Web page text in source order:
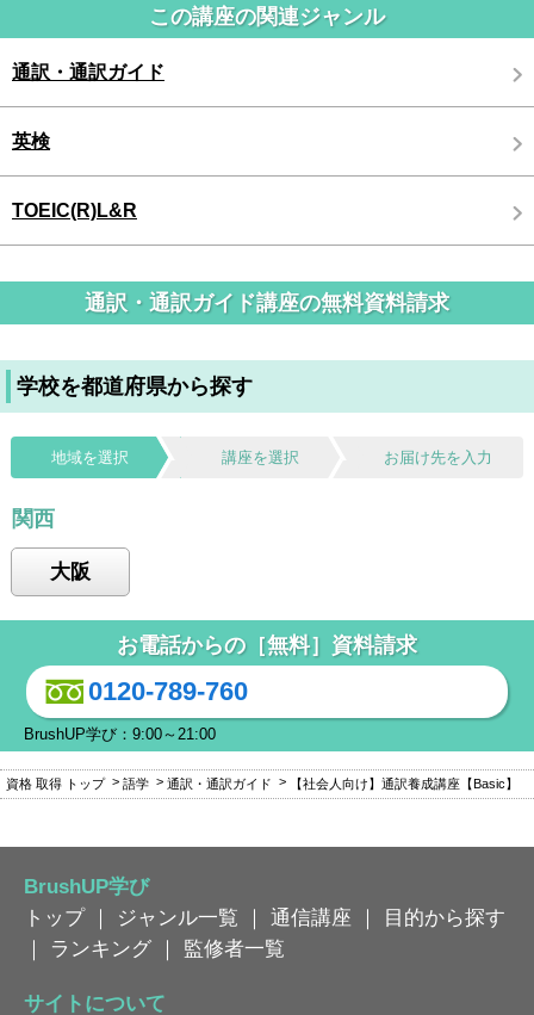
この講座の関連ジャンル
通訳・通訳ガイド
英検
TOEIC(R)L&R
通訳・通訳ガイド講座の無料資料請求
学校を都道府県から探す
地域を選択 講座を選択 お届け先を入力
関西
大阪
お電話からの［無料］資料請求
0120-789-760
BrushUP学び：9:00～21:00
資格 取得 トップ 語学 通訳・通訳ガイド 【社会人向け】通訳養成講座【Basic】
BrushUP学び
トップ｜ ジャンル一覧 ｜ 通信講座 ｜
目的から探す
｜
ランキング ｜ 監修者一覧
サイトについて